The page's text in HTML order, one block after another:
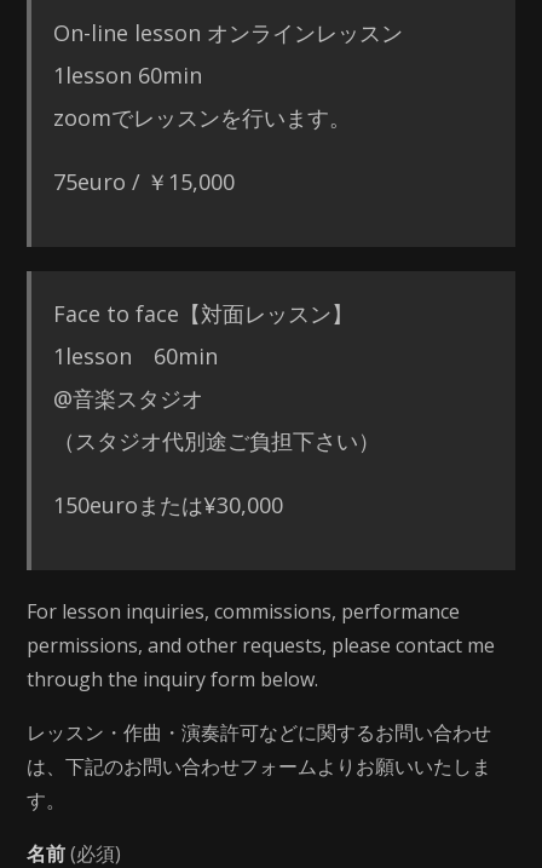
On-line lesson オンラインレッスン
1lesson 60min
zoomでレッスンを行います。
75euro / ￥15,000
Face to face【対面レッスン】
1lesson 60min
@音楽スタジオ
（スタジオ代別途ご負担下さい）
150euroまたは¥30,000
For lesson inquiries, commissions, performance
permissions, and other requests, please contact me
through the inquiry form below.
レッスン・作曲・演奏許可などに関するお問い合わせ
は、下記のお問い合わせフォームよりお願いいたしま
す。
名前 (必須)